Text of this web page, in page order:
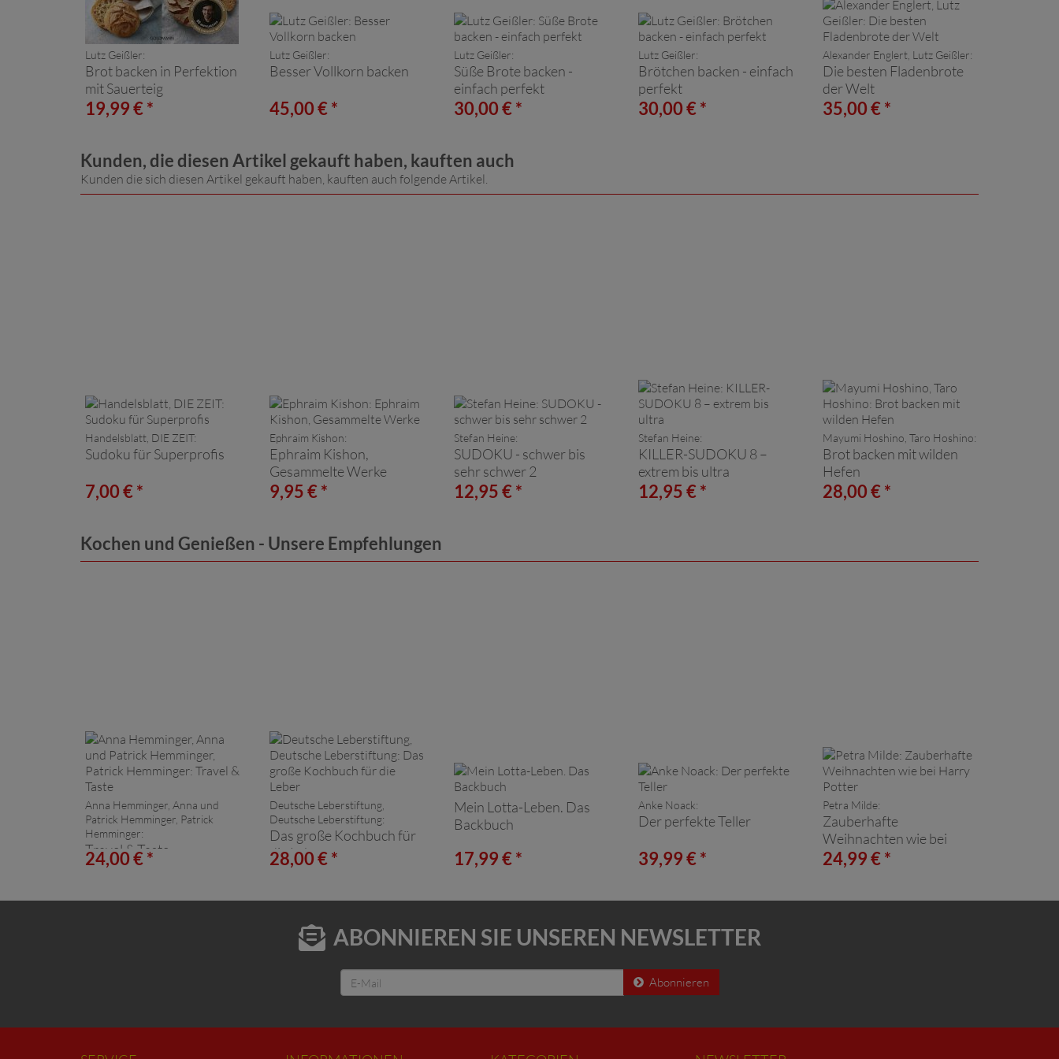
Lutz Geißler:
Brot backen in Perfektion
mit Sauerteig
19,99 € *
Lutz Geißler:
Besser Vollkorn backen
45,00 € *
Lutz Geißler:
Süße Brote backen -
einfach perfekt
30,00 € *
Lutz Geißler:
Brötchen backen - einfach
perfekt
30,00 € *
Alexander Englert, Lutz Geißler:
Die besten Fladenbrote
der Welt
35,00 € *
Kunden, die diesen Artikel gekauft haben, kauften auch
Kunden die sich diesen Artikel gekauft haben, kauften auch folgende Artikel.
Handelsblatt, DIE ZEIT:
Sudoku für Superprofis
7,00 € *
Ephraim Kishon:
Ephraim Kishon,
Gesammelte Werke
9,95 € *
Stefan Heine:
SUDOKU - schwer bis
sehr schwer 2
12,95 € *
Stefan Heine:
KILLER-SUDOKU 8 –
extrem bis ultra
12,95 € *
Mayumi Hoshino, Taro Hoshino:
Brot backen mit wilden
Hefen
28,00 € *
Kochen und Genießen - Unsere Empfehlungen
Anna Hemminger, Anna und
Patrick Hemminger, Patrick
Hemminger:
Travel & Taste
24,00 € *
Deutsche Leberstiftung,
Deutsche Leberstiftung:
Das große Kochbuch für
die Leber
28,00 € *
Mein Lotta-Leben. Das
Backbuch
17,99 € *
Anke Noack:
Der perfekte Teller
39,99 € *
Petra Milde:
Zauberhafte
Weihnachten wie bei
Harry Potter
24,99 € *
ABONNIEREN SIE UNSEREN NEWSLETTER
Abonnieren